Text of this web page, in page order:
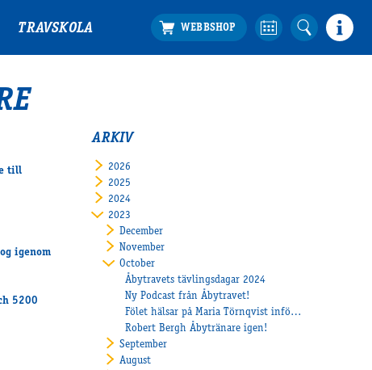
TRAVSKOLA
till
igenom
5200
ARKIV
2026
2025
2024
2023
December
November
October
Åbytravets tävlingsdagar 2024
Ny Podcast från Åbytravet!
Fölet hälsar på Maria Törnqvist inför Kriteriet
Robert Bergh Åbytränare igen!
September
August